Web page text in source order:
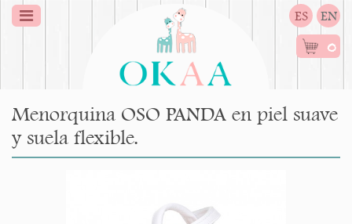
ES EN
0
Menorquina OSO PANDA en piel suave
y suela flexible.